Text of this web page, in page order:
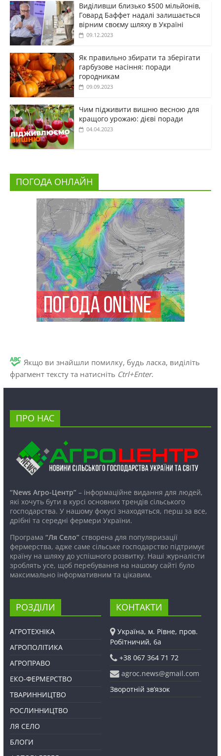
Виділивши близько $500 мільйонів,
Говард Баффет надалі залишається
вірним своєму шляху в Україні
09.12.2023
Як правильно збирати та зберігати
гарбузове насіння: поради
городникам
09.09.2023
Чим підживити вишню весною для
кращого урожаю: дієві поради
04.04.2023
ПОГОДА ОНЛАЙН
Якщо ви знайшли помилку, будь ласка, виділіть
фрагмент тексту та натисніть Ctrl+Enter.
ПРО НАС
“News Агро-Центр”– інформаційне видання для людей,
які хочуть бути в курсі основних трендів сільського
господарства. У нашому фокусі знаходяться, перш за все,
дрібні та середні фермери України.
Програма “Ля Село”створена для популяризації
фермерства, адже саме сільське господарство підтримує
країну на шляху до успішного розвитку. Наші журналісти
зроблять усе, щоб перебування на нашому сайті було
максимально інформативним та цікавим.
РОЗДІЛИ
АГРОТЕХНІКА
АГРОПОЛІТИКА
АГРОПРАВО
ЕКО-ФЕРМЕРСТВО
ТВАРИННИЦТВО
РОСЛИННИЦТВО
ЛЯ СЕЛО
БЛОГИ
КОНТАКТИ
Україна, м. Рівне, пров.
Робітничий, 6а
+38 067 364 71 72
agroc.news@gmail.com
Зворотній зв’язок